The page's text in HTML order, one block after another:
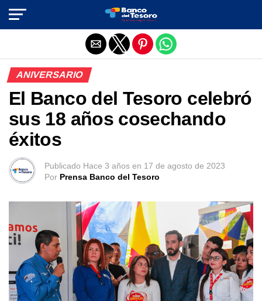
ANIVERSARIO
El Banco del Tesoro celebró
sus 18 años cosechando
éxitos
Publicado Hace 3 años en 17 de agosto de 2023
Por Prensa Banco del Tesoro
Salir de la versión móvil